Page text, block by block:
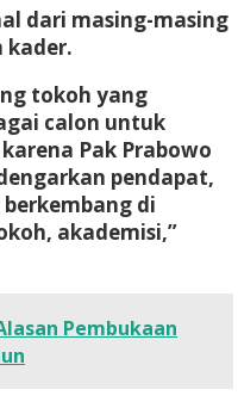
dari masing-masing
kader.
tokoh yang
calon untuk
Pak Prabowo
pendapat,
di
akademisi,”
Pembukaan